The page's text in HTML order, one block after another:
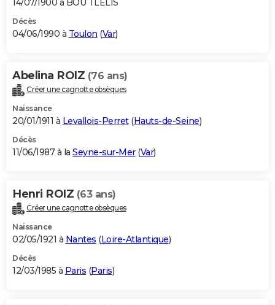
14/07/1900 à BOU TLELIS
Décès
04/06/1990 à Toulon (Var)
Abelina ROIZ (76 ans)
Créer une cagnotte obsèques
Naissance
20/01/1911 à Levallois-Perret(Hauts-de-Seine)
Décès
11/06/1987 à la Seyne-sur-Mer(Var)
Henri ROIZ (63 ans)
Créer une cagnotte obsèques
Naissance
02/05/1921 à Nantes (Loire-Atlantique)
Décès
12/03/1985 à Paris (Paris)